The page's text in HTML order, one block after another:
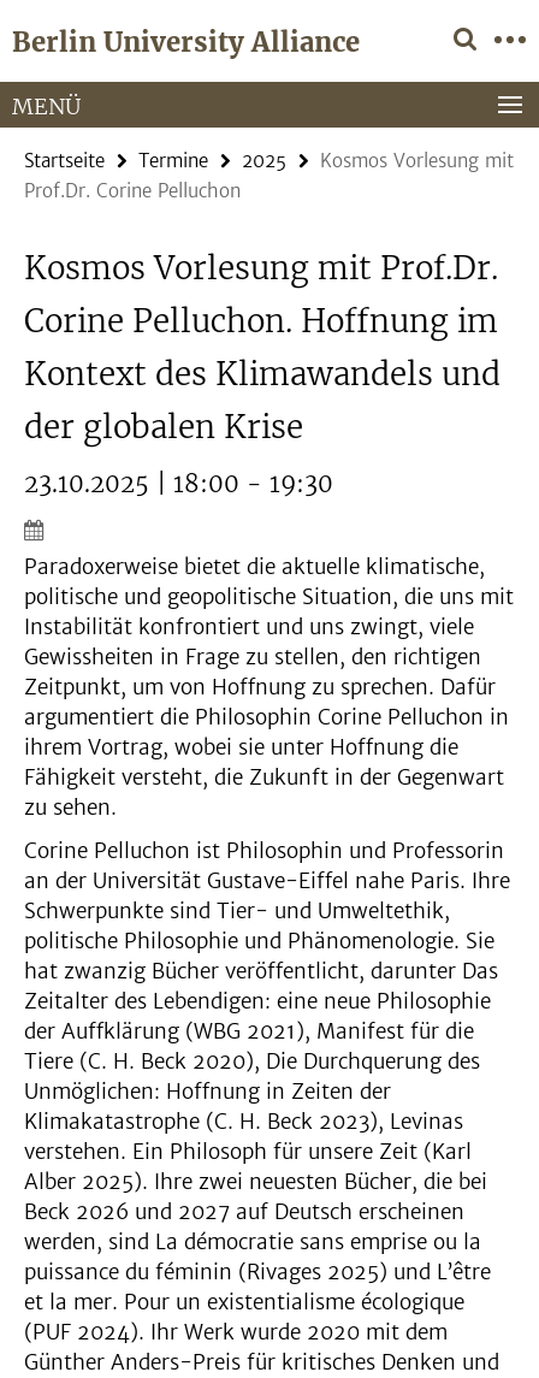
direkt
Inhalt
Berlin University Alliance
Service-
Navigation
MENÜ
Startseite Termine 2025
Kosmos Vorlesung mit
Prof.Dr. Corine Pelluchon
Kosmos Vorlesung mit Prof.Dr.
Corine Pelluchon. Hoffnung im
Kontext des Klimawandels und
der globalen Krise
23.10.2025 | 18:00 - 19:30
Paradoxerweise bietet die aktuelle klimatische,
politische und geopolitische Situation, die uns mit
Instabilität konfrontiert und uns zwingt, viele
Gewissheiten in Frage zu stellen, den richtigen
Zeitpunkt, um von Hoffnung zu sprechen. Dafür
argumentiert die Philosophin Corine Pelluchon in
ihrem Vortrag, wobei sie unter Hoffnung die
Fähigkeit versteht, die Zukunft in der Gegenwart
zu sehen.
Corine Pelluchon ist Philosophin und Professorin
an der Universität Gustave-Eiffel nahe Paris. Ihre
Schwerpunkte sind Tier- und Umweltethik,
politische Philosophie und Phänomenologie. Sie
hat zwanzig Bücher veröffentlicht, darunter Das
Zeitalter des Lebendigen: eine neue Philosophie
der Auffklärung (WBG 2021), Manifest für die
Tiere (C. H. Beck 2020), Die Durchquerung des
Unmöglichen: Hoffnung in Zeiten der
Klimakatastrophe (C. H. Beck 2023), Levinas
verstehen. Ein Philosoph für unsere Zeit (Karl
Alber 2025). Ihre zwei neuesten Bücher, die bei
Beck 2026 und 2027 auf Deutsch erscheinen
werden, sind La démocratie sans emprise ou la
puissance du féminin (Rivages 2025) und L’être
et la mer. Pour un existentialisme écologique
(PUF 2024). Ihr Werk wurde 2020 mit dem
Günther Anders-Preis für kritisches Denken und